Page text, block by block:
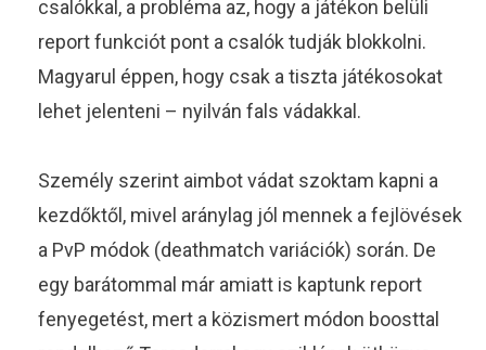
csalókkal, a probléma az, hogy a játékon belüli
report funkciót pont a csalók tudják blokkolni.
Magyarul éppen, hogy csak a tiszta játékosokat
lehet jelenteni – nyilván fals vádakkal.
Személy szerint aimbot vádat szoktam kapni a
kezdőktől, mivel aránylag jól mennek a fejlövések
a PvP módok (deathmatch variációk) során. De
egy barátommal már amiatt is kaptunk report
fenyegetést, mert a közismert módon boosttal